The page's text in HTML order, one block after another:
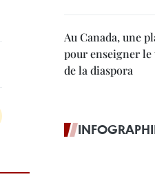
Au Canada, une
pour enseigner
de la diaspora